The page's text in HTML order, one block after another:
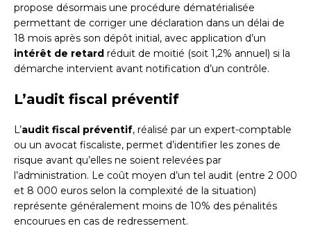
propose désormais une procédure dématérialisée
permettant de corriger une déclaration dans un délai de
18 mois après son dépôt initial, avec application d’un
intérêt de retard réduit de moitié (soit 1,2% annuel) si la
démarche intervient avant notification d’un contrôle.
L’audit fiscal préventif
L’audit fiscal préventif, réalisé par un expert-comptable
ou un avocat fiscaliste, permet d’identifier les zones de
risque avant qu’elles ne soient relevées par
l’administration. Le coût moyen d’un tel audit (entre 2 000
et 8 000 euros selon la complexité de la situation)
représente généralement moins de 10% des pénalités
encourues en cas de redressement.